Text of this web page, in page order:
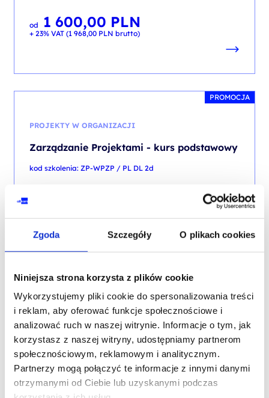
Zgoda Szczegóły O plikach cookies
Niniejsza strona korzysta z plików cookie
Wykorzystujemy pliki cookie do spersonalizowania treści
i reklam, aby oferować funkcje społecznościowe i
analizować ruch w naszej witrynie. Informacje o tym, jak
korzystasz z naszej witryny, udostępniamy partnerom
społecznościowym, reklamowym i analitycznym.
Partnerzy mogą połączyć te informacje z innymi danymi
otrzymanymi od Ciebie lub uzyskanymi podczas
od 1 600,00 PLN
+ 23% VAT (1 968,00 PLN brutto)
PROMOCJA
PROJEKTY W ORGANIZACJI
Zarządzanie Projektami - kurs podstawowy
kod szkolenia: ZP-WPZP / PL DL 2d
Pierwotna
wynosiła:
1 600,00 PLN.
1 500,00PLN
Aktualna
wynosi:
1 500,00 PLN.
+ 23% VAT ( PLNbrutto)
PROMOCJA
PROJEKTY W ORGANIZACJI
Zarządzanie Projektami – poziom
średniozaawansowany
kod szkolenia: ZP-ZPwP / PL DL 2d